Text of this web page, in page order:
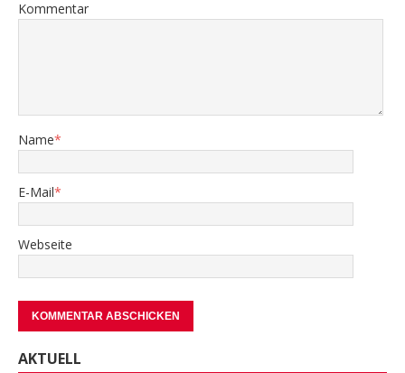
Kommentar
Name*
E-Mail*
Webseite
AKTUELL